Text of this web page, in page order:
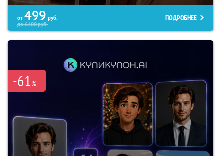
от 499 руб.
до6400руб.
ПОДРОБНЕЕ
-61%